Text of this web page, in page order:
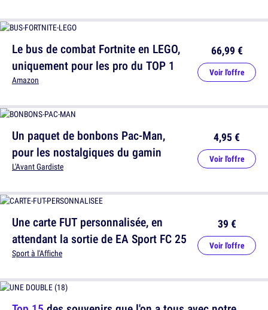
Un paquet de bonbons Pac-Man,
pour les nostalgiques du gamin
L'Avant Gardiste
4,95 €
Voir l'offre
Le bus de combat Fortnite en LEGO,
uniquement pour les pro du TOP 1
Amazon
66,99 €
Voir l'offre
Une carte FUT personnalisée, en
attendant la sortie de EA Sport FC 25
Sport à l'Affiche
39 €
Voir l'offre